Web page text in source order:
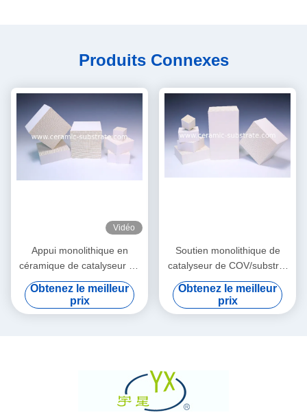
Produits Connexes
Vidéo
Appui monolithique en
céramique de catalyseur de
nid d'abeilles de gaz avec le
convertisseur catalytique de
3 manières
Obtenez le meilleur
prix
Soutien monolithique de
catalyseur de COV/substrat
en céramique poreux de
voiture
Obtenez le meilleur
prix